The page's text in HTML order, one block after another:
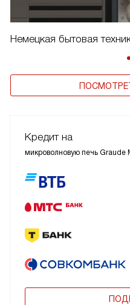
Немецкая бытовая
Кредит на
микроволновую печь Graude